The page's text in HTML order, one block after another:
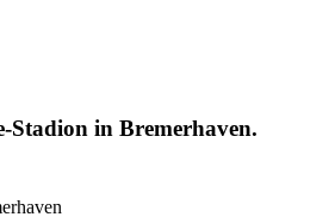
Stadion in Bremerhaven.